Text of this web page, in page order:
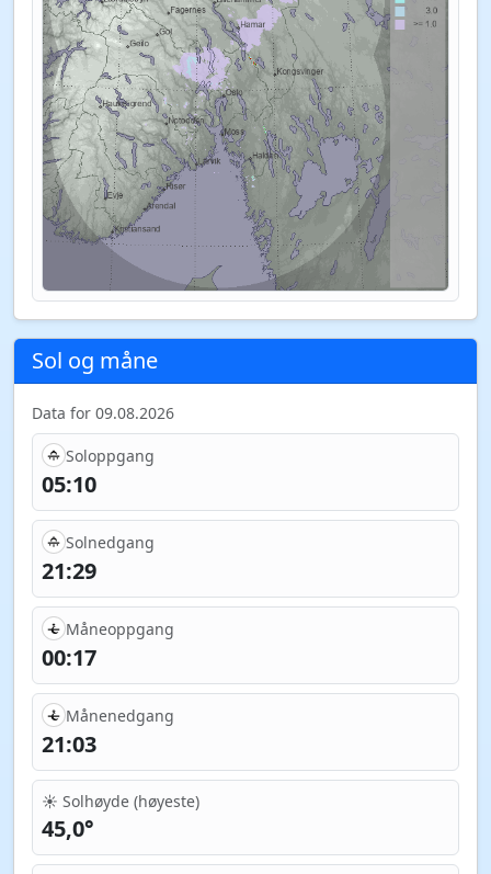
Sol og måne
Data for 09.08.2026
Soloppgang
05:10
Solnedgang
21:29
Måneoppgang
00:17
Månenedgang
21:03
☀️ Solhøyde (høyeste)
45,0°